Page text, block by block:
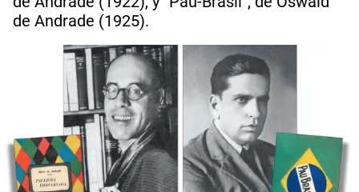
de Andrade (1925).